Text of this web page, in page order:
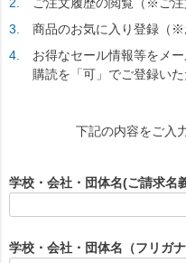
商品のお気に入り登録（※
お得なセール情報等をメ
購読を「可」でご登録い
下記の内容をご入
学校・会社・団体名(ご請求名
学校・会社・団体名（フリガナ